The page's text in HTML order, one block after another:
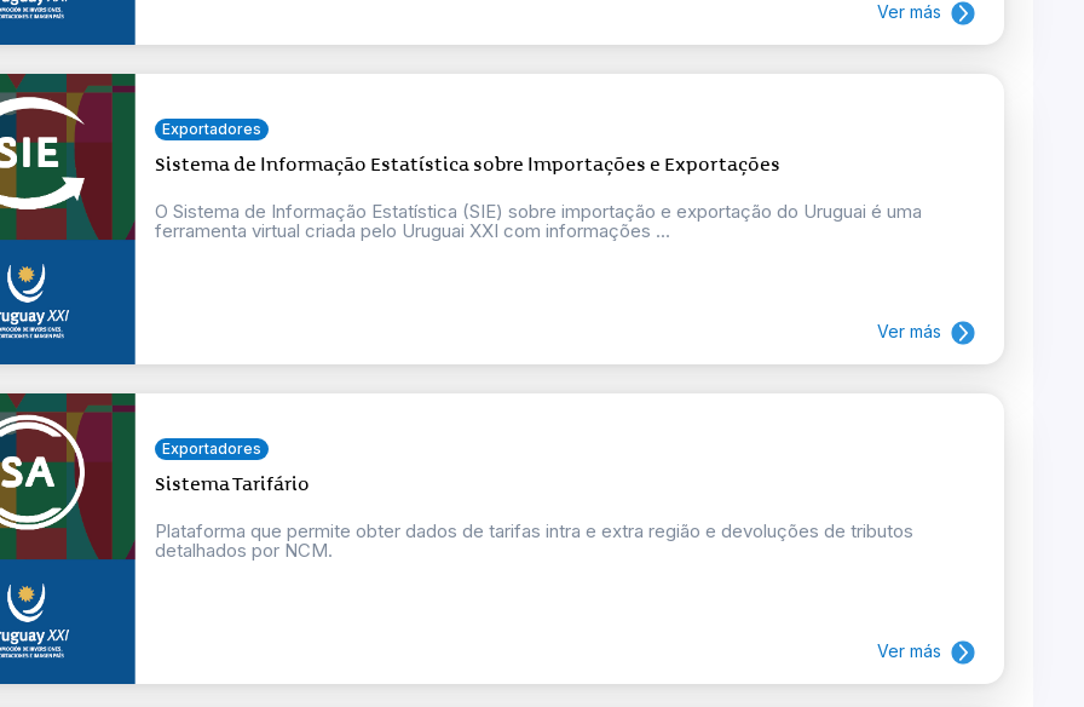
Ver más
Exportadores
Sistema de Informação Estatística sobre Importações e Exportações
O Sistema de Informação Estatística (SIE) sobre importação e exportação do Uruguai é uma
ferramenta virtual criada pelo Uruguai XXI com informações ...
Ver más
Exportadores
Sistema Tarifário
Plataforma que permite obter dados de tarifas intra e extra região e devoluções de tributos
detalhados por NCM.
Ver más